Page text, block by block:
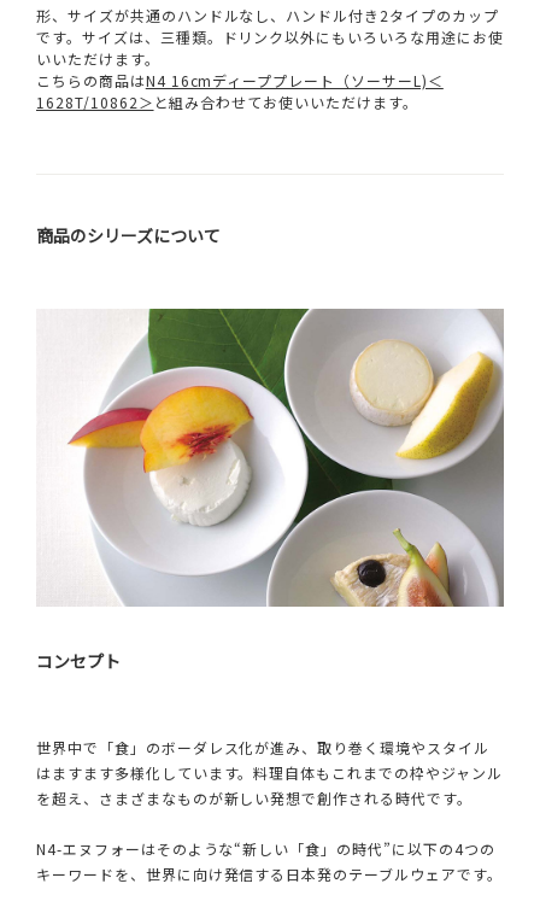
形、サイズが共通のハンドルなし、ハンドル付き2タイプのカップ
です。サイズは、三種類。ドリンク以外にもいろいろな用途にお使
いいただけます。
こちらの商品はN4 16cmディーププレート（ソーサーL)＜
1628T/10862＞ と組み合わせてお使いいただけます。
商品のシリーズについて
コンセプト
世界中で「食」のボーダレス化が進み、取り巻く環境やスタイル
はますます多様化しています。料理自体もこれまでの枠やジャンル
を超え、さまざまなものが新しい発想で創作される時代です。
N4-エヌフォーはそのような“新しい「食」の時代”に以下の4つの
キーワードを、世界に向け発信する日本発のテーブルウェアです。